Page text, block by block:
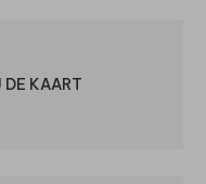
DE KAART